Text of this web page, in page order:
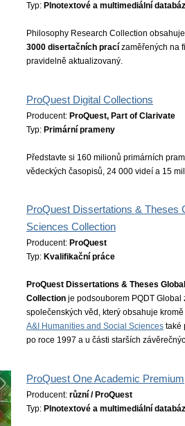
Typ: Plnotextové a multimediální
Philosophy Research Collection obsahuje
3000 disertačních prací zaměřených na
pravidelně aktualizovaný.
ProQuest Digital Collections
Producent: ProQuest, Part of Clarivate
Typ: Primární prameny
Představte si 160 milionů primárních
vědeckých časopisů, 24 000 videí a 15
ProQuest Dissertations & Theses
Sciences Collection
Producent: ProQuest
Typ: Kvalifikační práce
ProQuest Dissertations & Theses
Collection je podsouborem PQDT
společenských věd, který obsahuje
A&I Humanities and Social Sciences také
po roce 1997 a u části starších
ProQuest One Academic Premium
Producent: různí / ProQuest
Typ: Plnotextové a multimediální